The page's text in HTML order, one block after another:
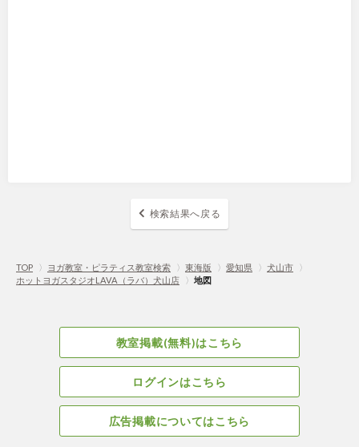
検索結果へ戻る
TOP 〉 ヨガ教室・ピラティス教室検索 〉 東海版 〉 愛知県 〉 犬山市
〉
ホットヨガスタジオLAVA（ラバ）犬山店
〉 地図
教室掲載(無料)はこちら
ログインはこちら
広告掲載についてはこちら